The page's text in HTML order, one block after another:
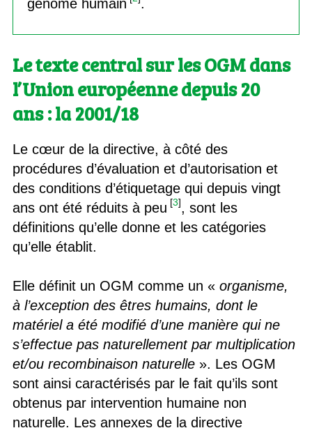
génome humain
.
Le texte central sur les OGM dans
l’Union européenne depuis 20
ans : la 2001/18
Le cœur de la directive, à côté des
procédures d’évaluation et d’autorisation et
des conditions d’étiquetage qui depuis vingt
ans ont été réduits à peu [3], sont les
définitions qu’elle donne et les catégories
qu’elle établit.
Elle définit un OGM comme un « organisme,
à l’exception des êtres humains, dont le
matériel a été modifié d’une manière qui ne
s’effectue pas naturellement par multiplication
et/ou recombinaison naturelle». Les OGM
sont ainsi caractérisés par le fait qu’ils sont
obtenus par intervention humaine non
naturelle. Les annexes de la directive